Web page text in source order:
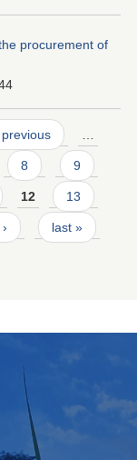
procurement of
previous
8 9
12 13
last »